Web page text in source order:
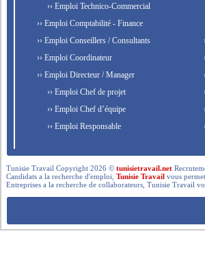
›› Emploi Technico-Commercial
›› Emploi Comptabilité - Finance
›› Emploi Conseillers / Consultants
›› Emploi Coordinateur
›› Emploi Directeur / Manager
›› Emploi Chef de projet
›› Emploi Chef d’équipe
›› Emploi Responsable
Tunisie Travail Copyright 2026 ©tunisietravail.net
Candidats a la recherche d'emploi,Tunisie Travail vous
Entreprises a la recherche de collaborateurs, Tunisie Travail